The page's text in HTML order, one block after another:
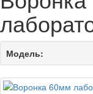
Модель: